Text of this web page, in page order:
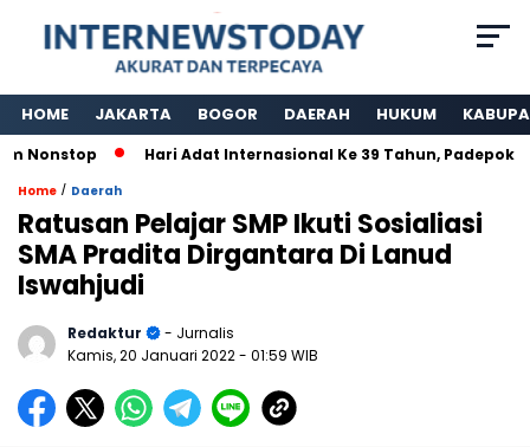
HOME JAKARTA BOGOR DAERAH HUKUM
Hari Adat Internasional Ke 39 Tahun, Padepokan
Home / Daerah
Ratusan Pelajar SMP Ikuti Sosialiasi
SMA Pradita Dirgantara Di Lanud
Iswahjudi
Redaktur
- Jurnalis
Kamis, 20 Januari 2022- 01:59 WIB